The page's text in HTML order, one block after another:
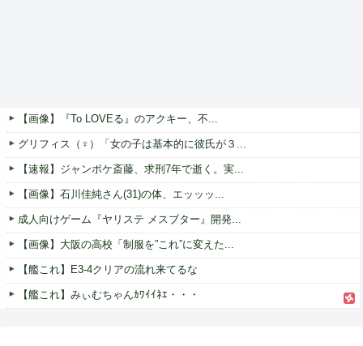
【画像】『To LOVEる』のアクキー、不...
グリフィス（♀）「女の子は基本的に彼氏が３...
【速報】ジャンポケ斎藤、求刑7年で逝く。実...
【画像】石川佳純さん(31)の体、エッッッ...
成人向けゲーム『ヤリステ メスブター』開発...
【画像】大阪の高校「制服を”これ”に変えた...
【艦これ】E3-4クリアの流れ来てるな
【艦これ】みぃむちゃんｶﾜｲｲﾈｴ・・・